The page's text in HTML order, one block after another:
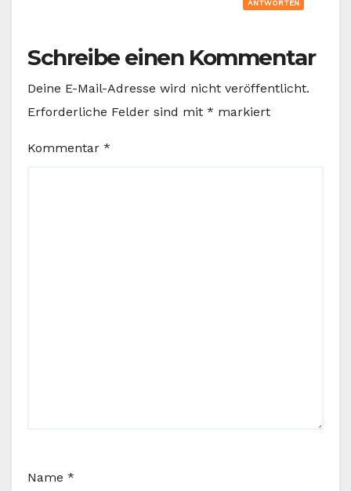
ANTWORTEN
Schreibe einen Kommentar
Deine E-Mail-Adresse wird nicht veröffentlicht.
Erforderliche Felder sind mit * markiert
Kommentar *
Name *